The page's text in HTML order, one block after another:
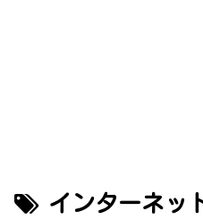
インターネッ